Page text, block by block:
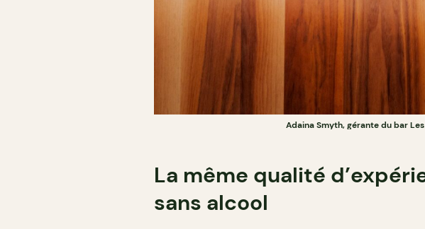
Adaina Smyth, gérante du bar
La même qualité
sans alcool